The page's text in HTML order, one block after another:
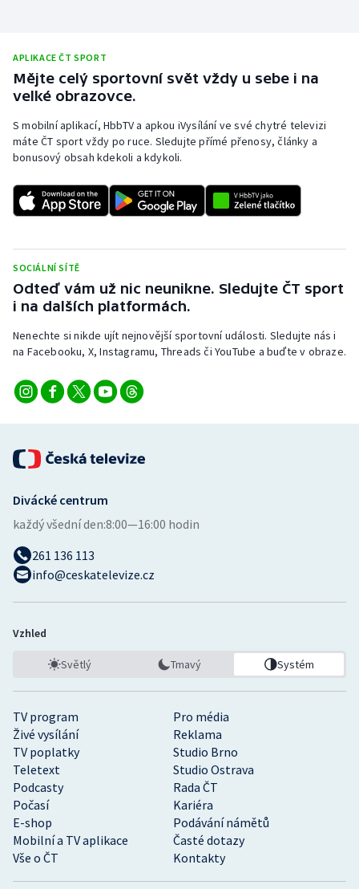
APLIKACE ČT SPORT
Mějte celý sportovní svět vždy u sebe i na
velké obrazovce.
S mobilní aplikací, HbbTV a apkou iVysílání ve své chytré televizi
máte ČT sport vždy po ruce. Sledujte přímé přenosy, články a
bonusový obsah kdekoli a kdykoli.
SOCIÁLNÍ SÍTĚ
Odteď vám už nic neunikne. Sledujte ČT sport
i na dalších platformách.
Nenechte si nikde ujít nejnovější sportovní události. Sledujte nás i
na Facebooku, X, Instagramu, Threads či YouTube a buďte v obraze.
TV program
Pro média
Živé vysílání
Reklama
TV poplatky
Studio Brno
Teletext
Studio Ostrava
Podcasty
Rada ČT
Počasí
Kariéra
E-shop
Podávání námětů
Mobilní a TV aplikace
Časté dotazy
Vše o ČT
Kontakty
Divácké centrum
každý všední den:8:00—16:00 hodin
261 136 113
info@ceskatelevize.cz
Vzhled
Světlý Tmavý Systém